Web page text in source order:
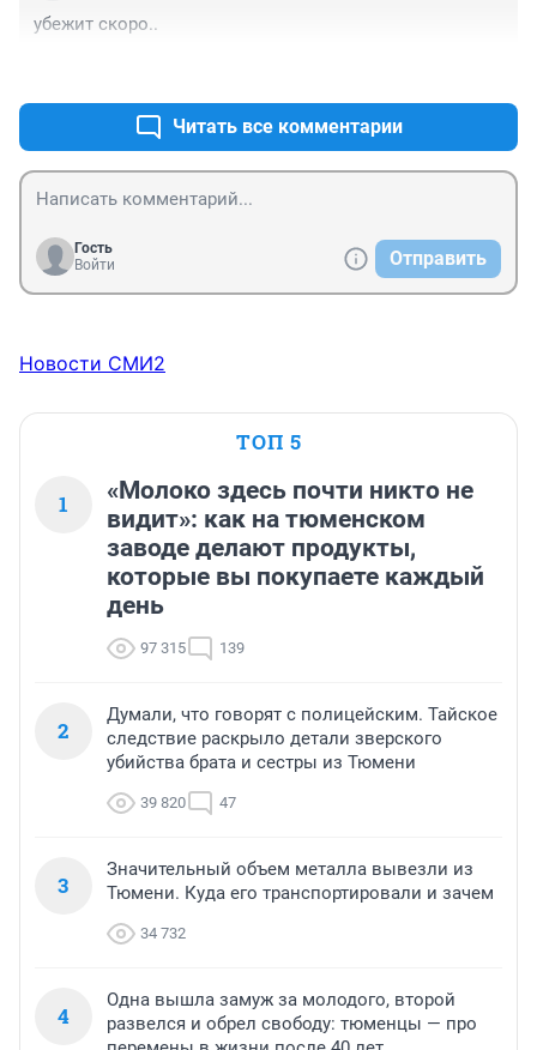
убежит скоро..
Читать все комментарии
Гость
Войти
Отправить
Новости СМИ2
ТОП 5
1
«Молоко здесь почти никто не
видит»: как на тюменском
заводе делают продукты,
которые вы покупаете каждый
день
97 315 139
2
Думали, что говорят с полицейским. Тайское
следствие раскрыло детали зверского
убийства брата и сестры из Тюмени
39 820 47
3
Значительный объем металла вывезли из
Тюмени. Куда его транспортировали и зачем
34 732
4
Одна вышла замуж за молодого, второй
развелся и обрел свободу: тюменцы — про